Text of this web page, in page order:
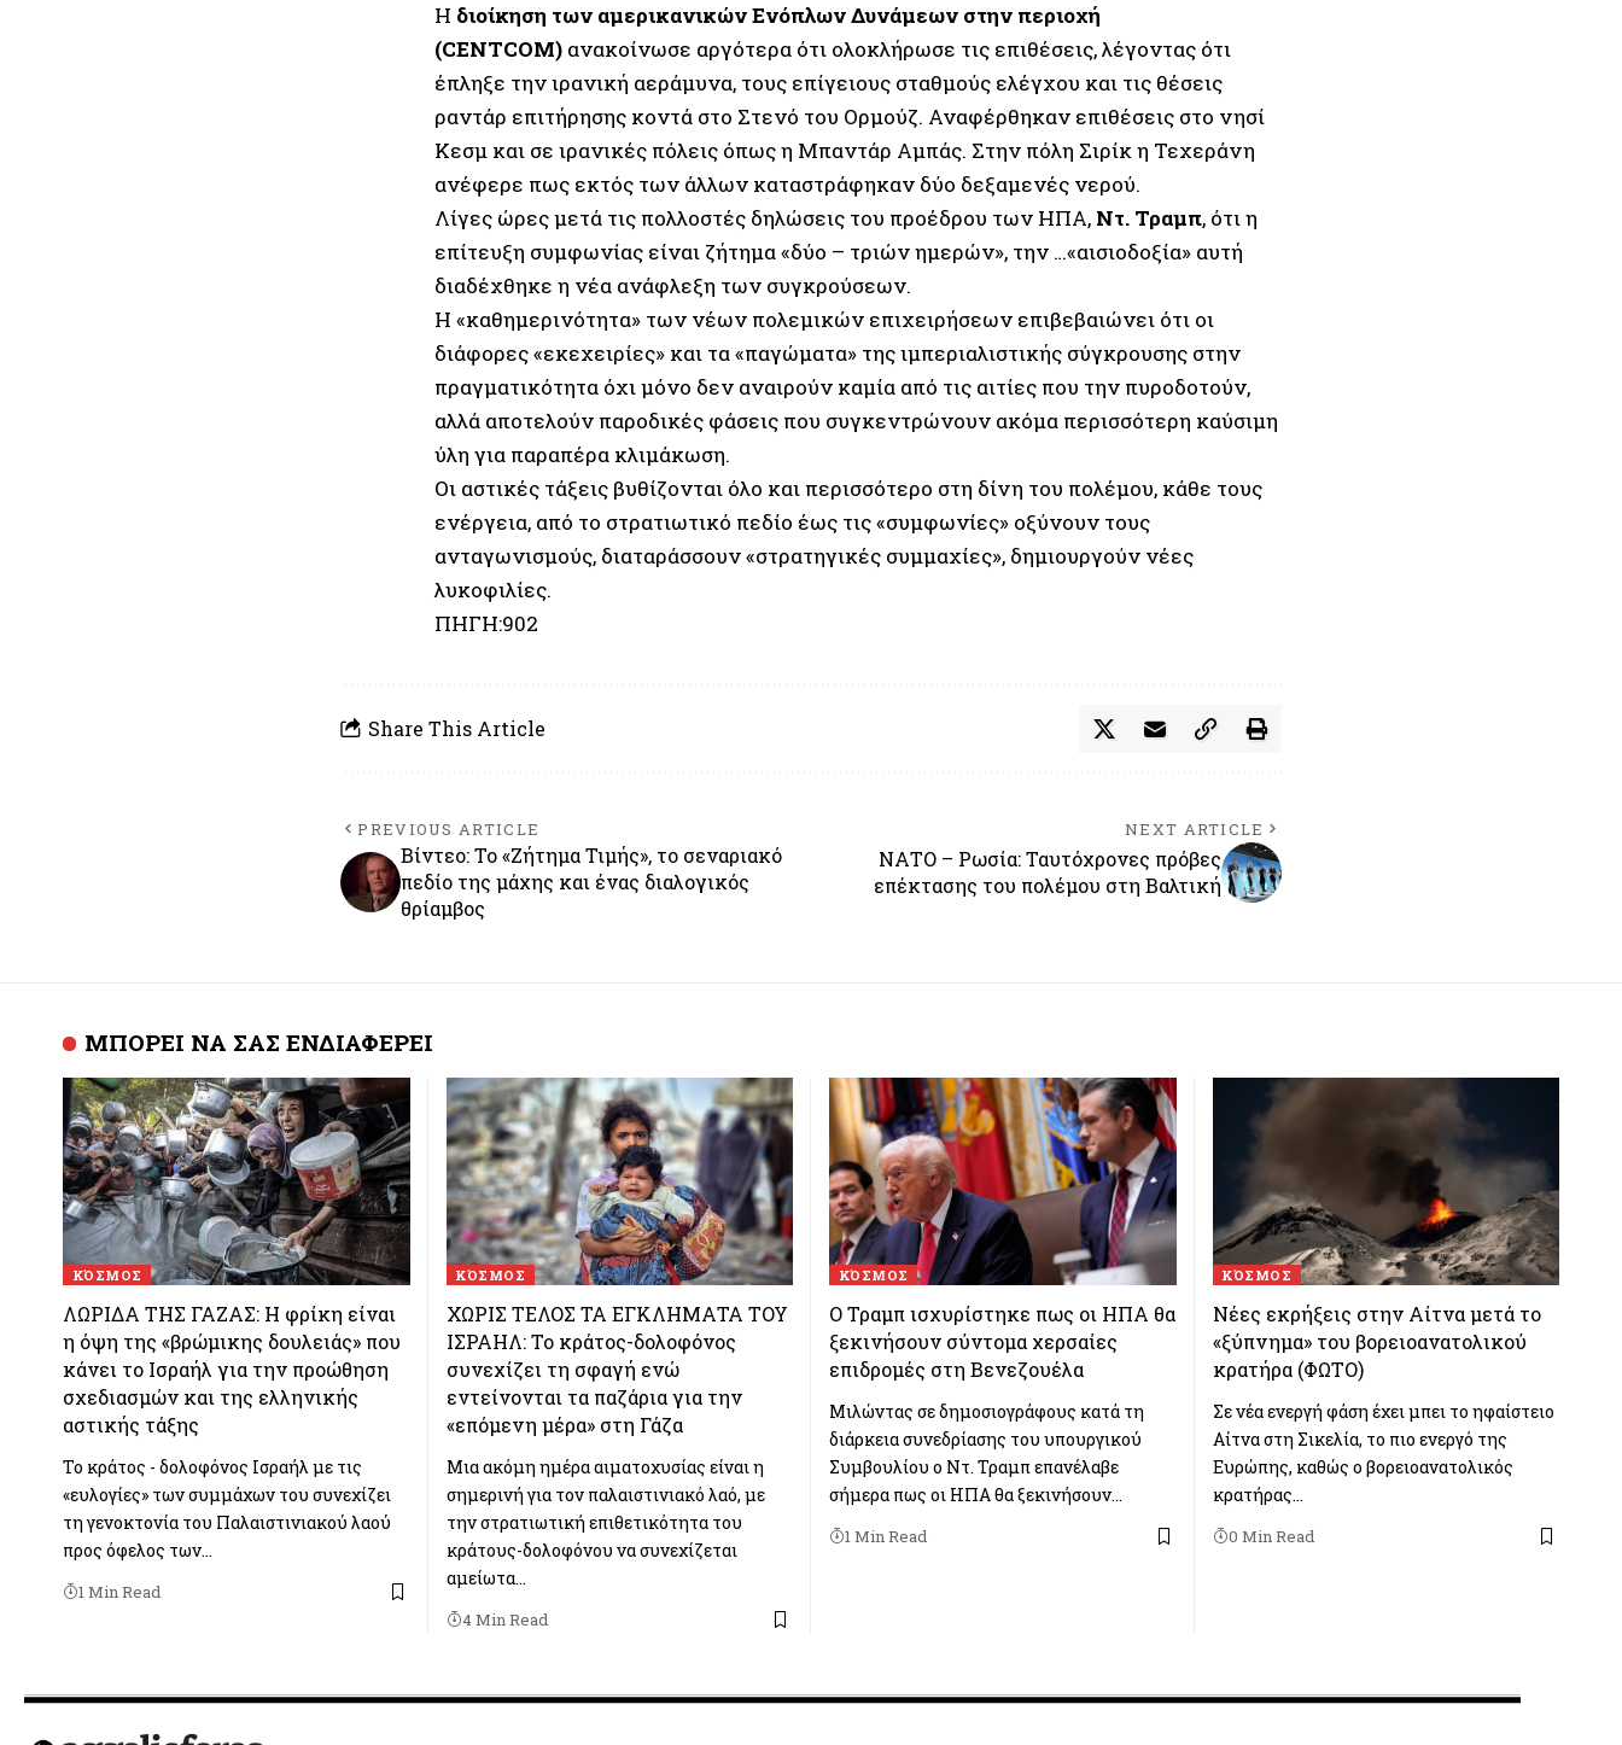
Η διοίκηση των αμερικανικών Ενόπλων Δυνάμεων στην περιοχή
(CENTCOM) ανακοίνωσε αργότερα ότι ολοκλήρωσε τις επιθέσεις, λέγοντας ότι
έπληξε την ιρανική αεράμυνα, τους επίγειους σταθμούς ελέγχου και τις θέσεις
ραντάρ επιτήρησης κοντά στο Στενό του Ορμούζ. Αναφέρθηκαν επιθέσεις στο νησί
Κεσμ και σε ιρανικές πόλεις όπως η Μπαντάρ Αμπάς. Στην πόλη Σιρίκ η Τεχεράνη
ανέφερε πως εκτός των άλλων καταστράφηκαν δύο δεξαμενές νερού.
Λίγες ώρες μετά τις πολλοστές δηλώσεις του προέδρου των ΗΠΑ, Ντ. Τραμπ, ότι η
επίτευξη συμφωνίας είναι ζήτημα «δύο – τριών ημερών», την …«αισιοδοξία» αυτή
διαδέχθηκε η νέα ανάφλεξη των συγκρούσεων.
Η «καθημερινότητα» των νέων πολεμικών επιχειρήσεων επιβεβαιώνει ότι οι
διάφορες «εκεχειρίες» και τα «παγώματα» της ιμπεριαλιστικής σύγκρουσης στην
πραγματικότητα όχι μόνο δεν αναιρούν καμία από τις αιτίες που την πυροδοτούν,
αλλά αποτελούν παροδικές φάσεις που συγκεντρώνουν ακόμα περισσότερη καύσιμη
ύλη για παραπέρα κλιμάκωση.
Οι αστικές τάξεις βυθίζονται όλο και περισσότερο στη δίνη του πολέμου, κάθε τους
ενέργεια, από το στρατιωτικό πεδίο έως τις «συμφωνίες» οξύνουν τους
ανταγωνισμούς, διαταράσσουν «στρατηγικές συμμαχίες», δημιουργούν νέες
λυκοφιλίες.
ΠΗΓΗ:902
Share This Article
PREVIOUS ARTICLE
Βίντεο: Το «Ζήτημα Τιμής», το σεναριακό
πεδίο της μάχης και ένας διαλογικός
θρίαμβος
NEXT ARTICLE
ΝΑΤΟ – Ρωσία: Ταυτόχρονες πρόβες
επέκτασης του πολέμου στη Βαλτική
ΜΠΟΡΕΙ ΝΑ ΣΑΣ ΕΝΔΙΑΦΕΡΕΙ
ΚΌΣΜΟΣ
ΛΩΡΙΔΑ ΤΗΣ ΓΑΖΑΣ: Η φρίκη είναι
η όψη της «βρώμικης δουλειάς» που
κάνει το Ισραήλ για την προώθηση
σχεδιασμών και της ελληνικής
αστικής τάξης
Το κράτος - δολοφόνος Ισραήλ με τις
«ευλογίες» των συμμάχων του συνεχίζει
τη γενοκτονία του Παλαιστινιακού λαού
προς όφελος των…
1 Min Read
ΚΌΣΜΟΣ
ΧΩΡΙΣ ΤΕΛΟΣ ΤΑ ΕΓΚΛΗΜΑΤΑ ΤΟΥ
ΙΣΡΑΗΛ: Το κράτος-δολοφόνος
συνεχίζει τη σφαγή ενώ
εντείνονται τα παζάρια για την
«επόμενη μέρα» στη Γάζα
Μια ακόμη ημέρα αιματοχυσίας είναι η
σημερινή για τον παλαιστινιακό λαό, με
την στρατιωτική επιθετικότητα του
κράτους-δολοφόνου να συνεχίζεται
αμείωτα…
4 Min Read
ΚΌΣΜΟΣ
Ο Τραμπ ισχυρίστηκε πως οι ΗΠΑ θα
ξεκινήσουν σύντομα χερσαίες
επιδρομές στη Βενεζουέλα
Μιλώντας σε δημοσιογράφους κατά τη
διάρκεια συνεδρίασης του υπουργικού
Συμβουλίου ο Ντ. Τραμπ επανέλαβε
σήμερα πως οι ΗΠΑ θα ξεκινήσουν…
1 Min Read
ΚΌΣΜΟΣ
Νέες εκρήξεις στην Αίτνα μετά το
«ξύπνημα» του βορειοανατολικού
κρατήρα (ΦΩΤΟ)
Σε νέα ενεργή φάση έχει μπει το ηφαίστειο
Αίτνα στη Σικελία, το πιο ενεργό της
Ευρώπης, καθώς ο βορειοανατολικός
κρατήρας…
0 Min Read